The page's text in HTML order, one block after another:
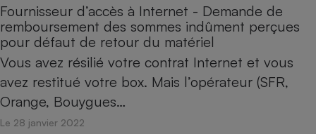
Fournisseur d’accès à Internet - Demande de
remboursement des sommes indûment perçues
pour défaut de retour du matériel
Vous avez résilié votre contrat Internet et vous
avez restitué votre box. Mais l’opérateur (SFR,
Orange, Bouygues…
Le 28 janvier 2022